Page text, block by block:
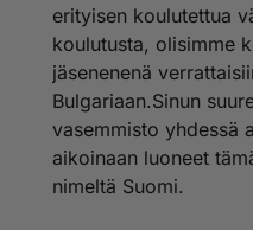
erityisen koulutettua
koulutusta, olisimme
jäsenenenä
Bulgariaan.Sinun
vasemmisto yhdessä
aikoinaan luoneet
nimeltä Suomi.